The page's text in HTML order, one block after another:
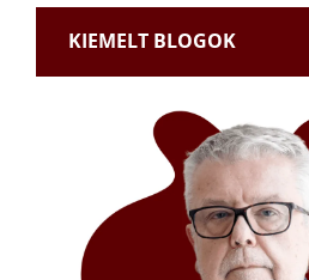
KIEMELT BLOGOK